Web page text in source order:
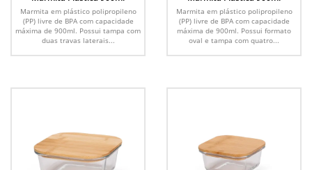
Marmita em plástico polipropileno
(PP) livre de BPA com capacidade
máxima de 900ml. Possui tampa com
duas travas laterais...
Marmita em plástico polipropileno
(PP) livre de BPA com capacidade
máxima de 900ml. Possui formato
oval e tampa com quatro...